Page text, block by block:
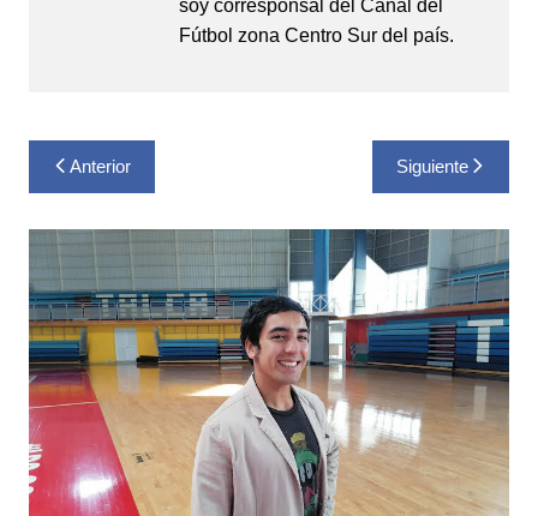
soy corresponsal del Canal del
Fútbol zona Centro Sur del país.
Navegación
de
entradas
Anterior Siguiente